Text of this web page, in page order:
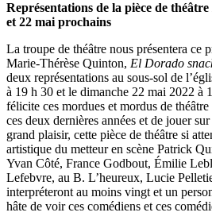
Représentations de la pièce de théâtre
et 22 mai prochains
La troupe de théâtre nous présentera ce
Marie-Thérèse Quinton, El Dorado
deux représentations au sous-sol de
à 19 h 30 et le dimanche 22 mai 2022 à
félicite ces mordues et mordus de
ces deux dernières années et de jouer
grand plaisir, cette pièce de théâtre si
artistique du metteur en scène Patrick
Yvan Côté, France Godbout, Émilie
Lefebvre, au B. L’heureux, Lucie
interpréteront au moins vingt et un
hâte de voir ces comédiens et ces